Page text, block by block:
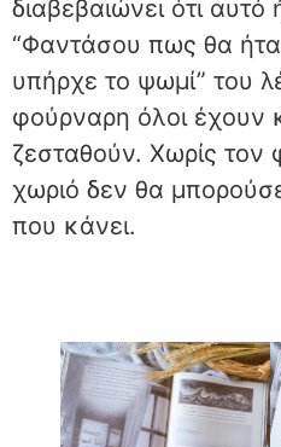
διαβεβαιώνει ότι
“Φαντάσου πως θα
υπήρχε το ψωμί” του
φούρναρη όλοι έχουν
ζεσταθούν. Χωρίς τον
χωριό δεν θα
που κάνει.